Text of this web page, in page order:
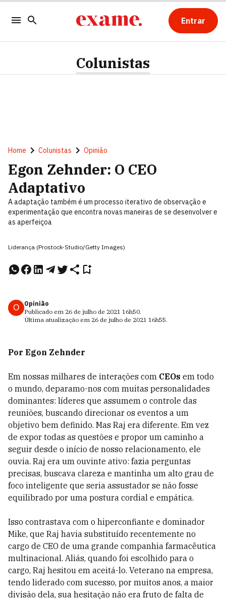
Entrar
Colunistas
Home Colunistas Opinião
Egon Zehnder: O CEO
Adaptativo
A adaptação também é um processo iterativo de observação e
experimentação que encontra novas maneiras de se desenvolver e
as aperfeiçoa
Liderança (Prostock-Studio/Getty Images)
O
Opinião
Publicado em 26 de julho de 2021 16h50.
Última atualização em 26 de julho de 2021 16h55.
Por Egon Zehnder
Em nossas milhares de interações com CEOs em todo
o mundo, deparamo-nos com muitas personalidades
dominantes: líderes que assumem o controle das
reuniões, buscando direcionar os eventos a um
objetivo bem definido. Mas Raj era diferente. Em vez
de expor todas as questões e propor um caminho a
seguir desde o início de nosso relacionamento, ele
ouvia. Raj era um ouvinte ativo: fazia perguntas
precisas, buscava clareza e mantinha um alto grau de
foco inteligente que seria assustador se não fosse
equilibrado por uma postura cordial e empática.
Isso contrastava com o hiperconfiante e dominador
Mike, que Raj havia substituído recentemente no
cargo de CEO de uma grande companhia farmacêutica
multinacional. Aliás, quando foi escolhido para o
cargo, Raj hesitou em aceitá-lo. Veterano na empresa,
tendo liderado com sucesso, por muitos anos, a maior
divisão dela, sua hesitação não era fruto de falta de